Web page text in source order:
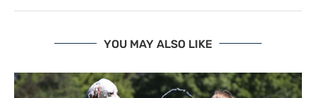
YOU MAY ALSO LIKE